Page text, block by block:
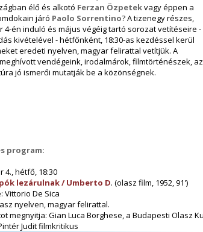
élő és alkotó Ferzan Özpetekvagy éppen a
járó Paolo Sorrentino? A tizenegy részes,
4-én induló és május végéig tartó sorozat vetítéseire -
kivételével - hétfőnként, 18:30-as kezdéssel kerül
eredeti nyelven, magyar felirattal vetítjük. A
vendégeink, irodalmárok, filmtörténészek, az
jó ismerői mutatják be a közönségnek.
program:
4., hétfő, 18:30
lezárulnak / Umberto D. (olasz film, 1952, 91')
Vittorio De Sica
nyelven, magyar felirattal.
megnyitja: Gian Luca Borghese, a Budapesti Olasz
Judit filmkritikus